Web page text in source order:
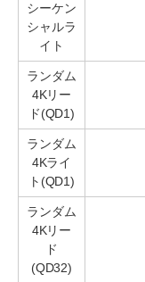
シーケン
シャルラ
イト
ランダム
4Kリー
ド(QD1)
ランダム
4Kライ
ト(QD1)
ランダム
4Kリー
ド
(QD32)